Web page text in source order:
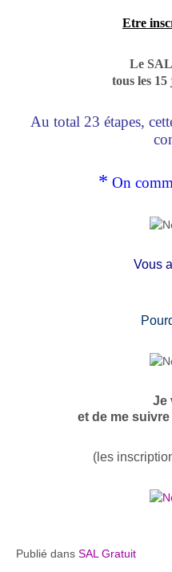
Etre
Le
tous les
Au total 23 étapes,
* On
Vous
Je
et de me
(les
Publié dans SAL Gratuit